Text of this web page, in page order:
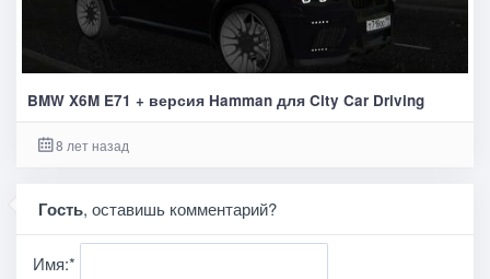
BMW X6M E71 + версия Hamman для City Car Driving
8 лет назад
Гость, оставишь комментарий?
Имя:*